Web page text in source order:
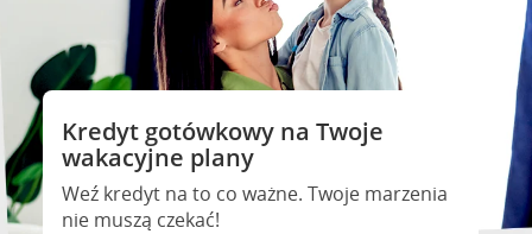
Kredyt gotówkowy na Twoje
wakacyjne plany
Weź kredyt na to co ważne. Twoje marzenia
nie muszą czekać!